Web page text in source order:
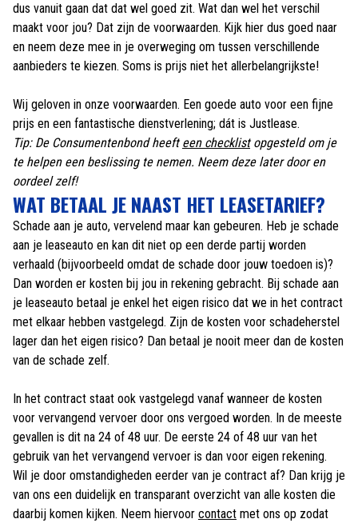
dus vanuit gaan dat dat wel goed zit. Wat dan wel het verschil
maakt voor jou? Dat zijn de voorwaarden. Kijk hier dus goed naar
en neem deze mee in je overweging om tussen verschillende
aanbieders te kiezen. Soms is prijs niet het allerbelangrijkste!
Wij geloven in onze voorwaarden. Een goede auto voor een fijne
prijs en een fantastische dienstverlening; dát is Justlease.
Tip: De Consumentenbond heeft een checklistopgesteld om je
te helpen een beslissing te nemen. Neem deze later door en
oordeel zelf!
WAT BETAAL JE NAAST HET LEASETARIEF?
Schade aan je auto, vervelend maar kan gebeuren. Heb je schade
aan je leaseauto en kan dit niet op een derde partij worden
verhaald (bijvoorbeeld omdat de schade door jouw toedoen is)?
Dan worden er kosten bij jou in rekening gebracht. Bij schade aan
je leaseauto betaal je enkel het eigen risico dat we in het contract
met elkaar hebben vastgelegd. Zijn de kosten voor schadeherstel
lager dan het eigen risico? Dan betaal je nooit meer dan de kosten
van de schade zelf.
In het contract staat ook vastgelegd vanaf wanneer de kosten
voor vervangend vervoer door ons vergoed worden. In de meeste
gevallen is dit na 24 of 48 uur. De eerste 24 of 48 uur van het
gebruik van het vervangend vervoer is dan voor eigen rekening.
Wil je door omstandigheden eerder van je contract af? Dan krijg je
van ons een duidelijk en transparant overzicht van alle kosten die
daarbij komen kijken. Neem hiervoor contact met ons op zodat